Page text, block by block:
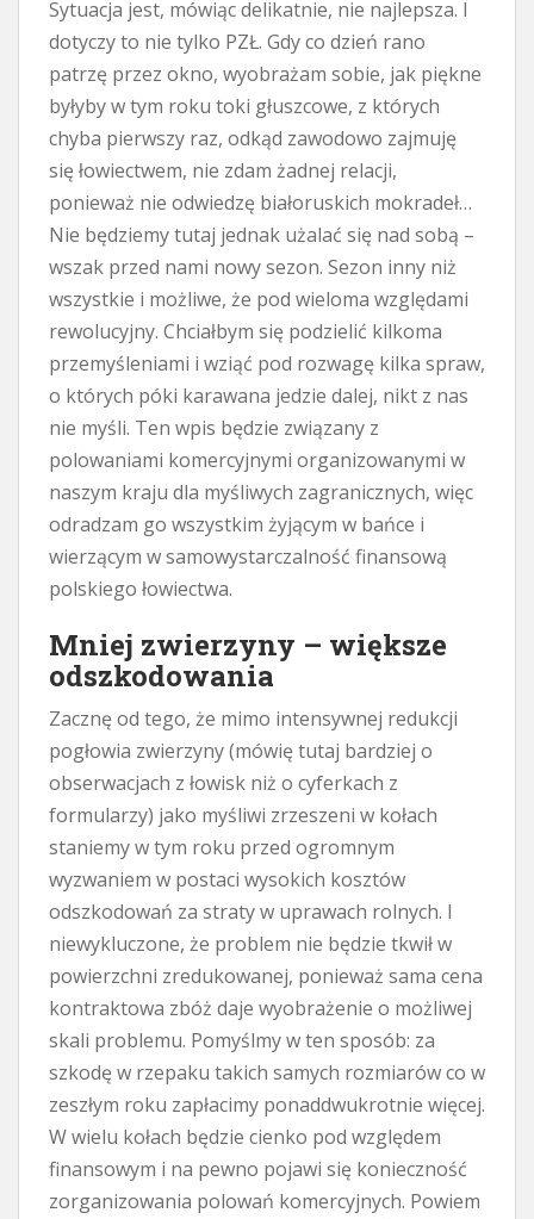
Sytuacja jest, mówiąc delikatnie, nie najlepsza. I
dotyczy to nie tylko PZŁ. Gdy co dzień rano
patrzę przez okno, wyobrażam sobie, jak piękne
byłyby w tym roku toki głuszcowe, z których
chyba pierwszy raz, odkąd zawodowo zajmuję
się łowiectwem, nie zdam żadnej relacji,
ponieważ nie odwiedzę białoruskich mokradeł…
Nie będziemy tutaj jednak użalać się nad sobą –
wszak przed nami nowy sezon. Sezon inny niż
wszystkie i możliwe, że pod wieloma względami
rewolucyjny. Chciałbym się podzielić kilkoma
przemyśleniami i wziąć pod rozwagę kilka spraw,
o których póki karawana jedzie dalej, nikt z nas
nie myśli. Ten wpis będzie związany z
polowaniami komercyjnymi organizowanymi w
naszym kraju dla myśliwych zagranicznych, więc
odradzam go wszystkim żyjącym w bańce i
wierzącym w samowystarczalność finansową
polskiego łowiectwa.
Mniej zwierzyny – większe
odszkodowania
Zacznę od tego, że mimo intensywnej redukcji
pogłowia zwierzyny (mówię tutaj bardziej o
obserwacjach z łowisk niż o cyferkach z
formularzy) jako myśliwi zrzeszeni w kołach
staniemy w tym roku przed ogromnym
wyzwaniem w postaci wysokich kosztów
odszkodowań za straty w uprawach rolnych. I
niewykluczone, że problem nie będzie tkwił w
powierzchni zredukowanej, ponieważ sama cena
kontraktowa zbóż daje wyobrażenie o możliwej
skali problemu. Pomyślmy w ten sposób: za
szkodę w rzepaku takich samych rozmiarów co w
zeszłym roku zapłacimy ponaddwukrotnie więcej.
W wielu kołach będzie cienko pod względem
finansowym i na pewno pojawi się konieczność
zorganizowania polowań komercyjnych. Powiem